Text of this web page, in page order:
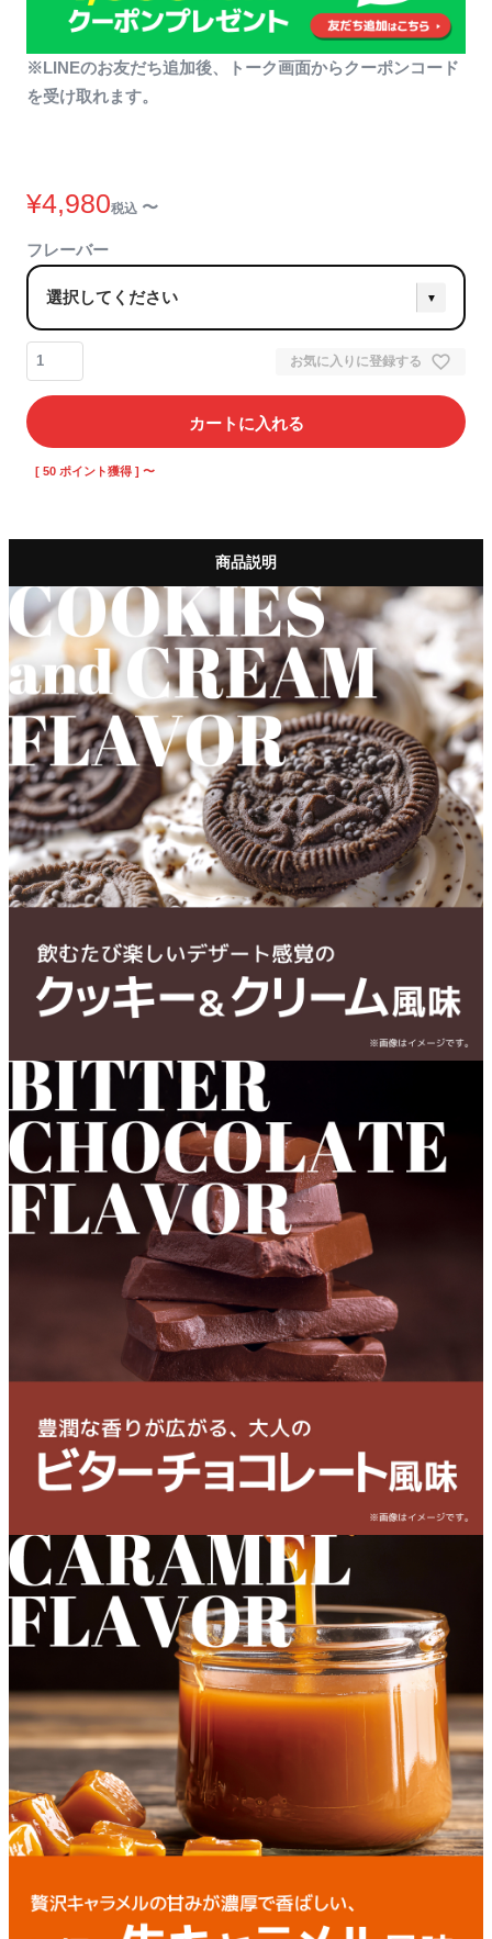
※LINEのお友だち追加後、トーク画面からクーポンコード
を受け取れます。
¥4,980税込 〜
フレーバー
お気に入りに登録する
カートに入れる
[ 50 ポイント獲得 ] 〜
商品説明